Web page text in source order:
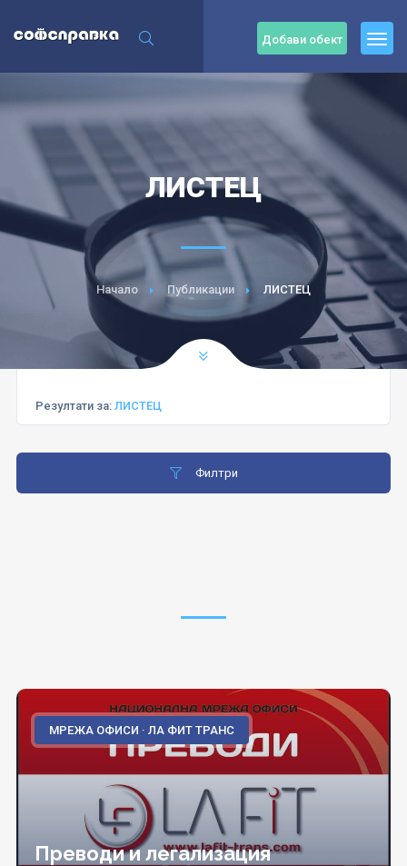
Добави обект
ЛИСТЕЦ
Начало Публикации ЛИСТЕЦ
Резултати за: ЛИСТЕЦ
Филтри
МРЕЖА ОФИСИ · ЛА ФИТ ТРАНС
Преводи и легализация